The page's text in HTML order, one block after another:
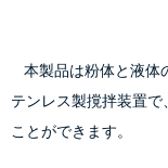
テンレス製撹拌装置
ことができます。